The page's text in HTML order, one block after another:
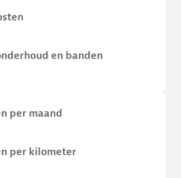
en banden
per maand
per kilometer